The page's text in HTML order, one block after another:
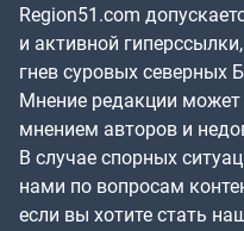
Region51.com
и активной
гнев суровых северных
Мнение редакции может
мнением авторов и
В случае спорных
нами по вопросам
если вы хотите стать